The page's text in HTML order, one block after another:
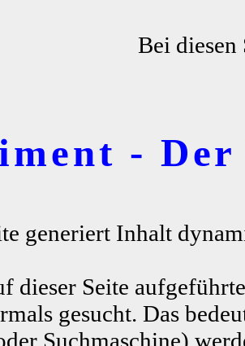
Bei diesen
- Der
generiert Inhalt
dieser Seite
gesucht. Das
Suchmaschine)